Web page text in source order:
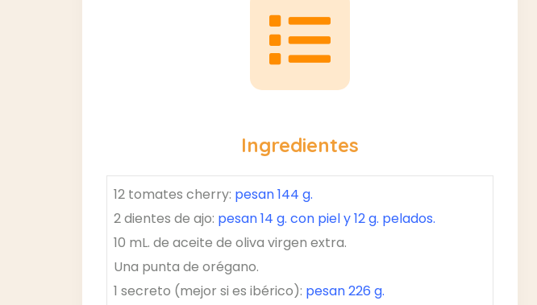
Ingredientes
12 tomates cherry: pesan 144 g.
2 dientes de ajo: pesan 14 g. con piel y 12 g. pelados.
10 mL. de aceite de oliva virgen extra.
Una punta de orégano.
1 secreto (mejor si es ibérico): pesan 226 g.